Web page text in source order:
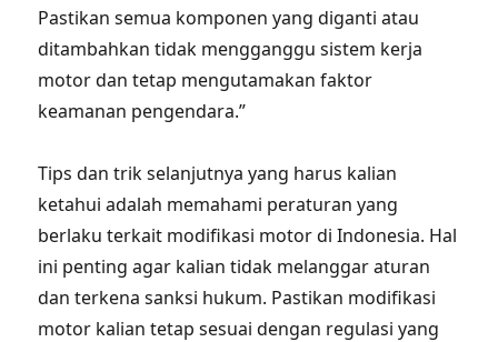
Pastikan semua komponen yang diganti atau
ditambahkan tidak mengganggu sistem kerja
motor dan tetap mengutamakan faktor
keamanan pengendara.”
Tips dan trik selanjutnya yang harus kalian
ketahui adalah memahami peraturan yang
berlaku terkait modifikasi motor di Indonesia. Hal
ini penting agar kalian tidak melanggar aturan
dan terkena sanksi hukum. Pastikan modifikasi
motor kalian tetap sesuai dengan regulasi yang